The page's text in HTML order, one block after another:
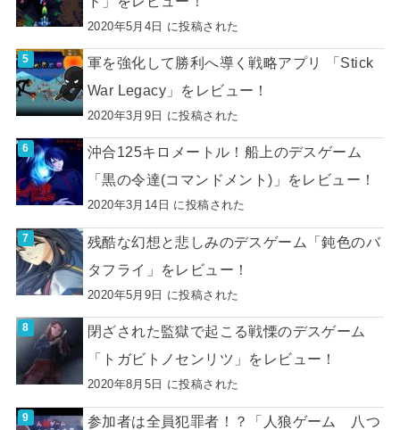
2020年5月4日 に投稿された
軍を強化して勝利へ導く戦略アプリ 「Stick
War Legacy」をレビュー！
2020年3月9日 に投稿された
沖合125キロメートル！船上のデスゲーム
「黒の令達(コマンドメント)」をレビュー！
2020年3月14日 に投稿された
残酷な幻想と悲しみのデスゲーム「鈍色のバ
タフライ」をレビュー！
2020年5月9日 に投稿された
閉ざされた監獄で起こる戦慄のデスゲーム
「トガビトノセンリツ」をレビュー！
2020年8月5日 に投稿された
参加者は全員犯罪者！？「人狼ゲーム 八つ